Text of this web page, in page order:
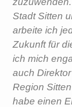
Stadt Sitten
arbeite ich
Zukunft für
ich mich
auch
Region
habe einen